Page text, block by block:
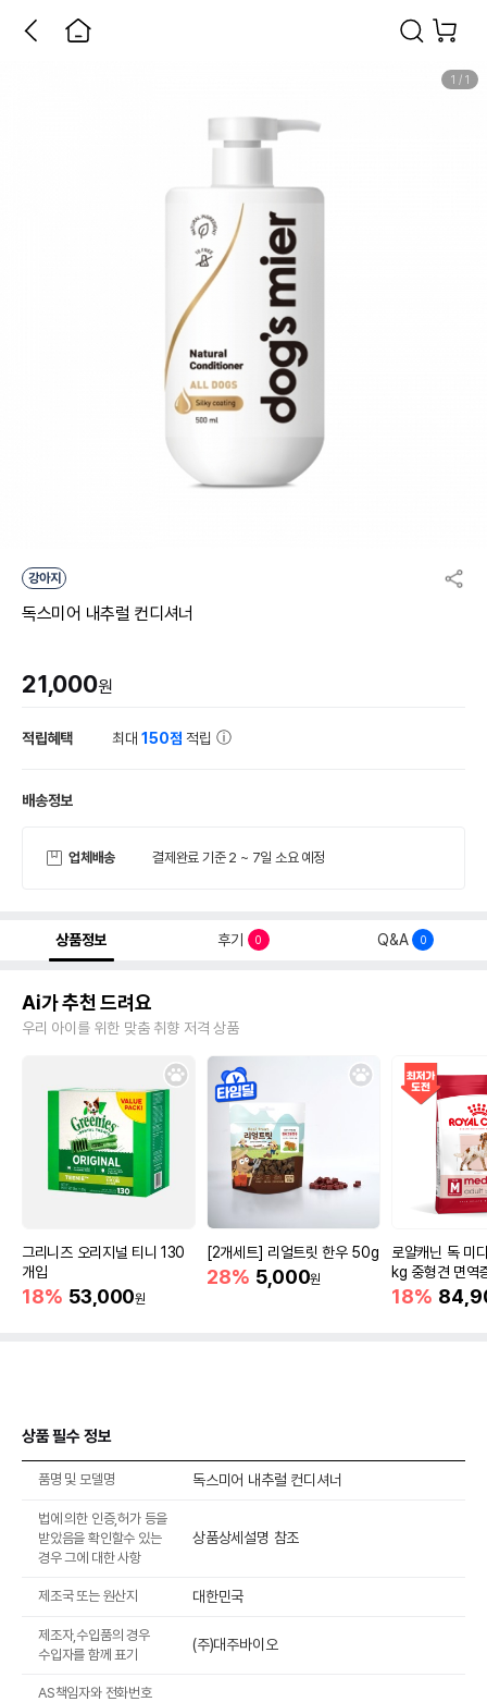
1 / 1
강아지
독스미어 내추럴 컨디셔너
21,000원
적립혜택 최대150점 적립
배송정보
업체배송 결제완료 기준 2 ~ 7일 소요 예정
상품정보 후기 0 Q&A 0
Ai가 추천 드려요
우리 아이를 위한 맞춤 취향 저격 상품
그리니즈 오리지널 티니 130
개입
18% 53,000원
[2개세트] 리얼트릿 한우 50g
28% 5,000원
로얄캐닌 독 미
kg 중형견 면역
18%
상품 필수 정보
품명 및 모델명 독스미어 내추럴 컨디셔너
법에 의한 인증,허가 등을
받았음을 확인할수 있는
경우 그에 대한 사항
상품상세설명 참조
제조국 또는 원산지 대한민국
제조자,수입품의 경우
수입자를 함께 표기
(주)대주바이오
AS책임자와 전화번호